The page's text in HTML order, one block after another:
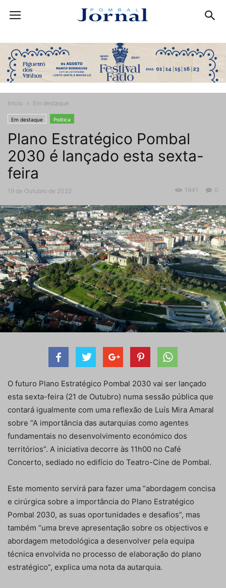
Início Em destaque
Em destaque Politica
Plano Estratégico Pombal
2030 é lançado esta sexta-
feira
19 de Outubro de 2022 0
1941
O futuro Plano Estratégico Pombal 2030 vai ser lançado
esta sexta-feira (21 de Outubro) numa sessão pública que
contará igualmente com uma reflexão de Luís Mira Amaral
sobre “A importância das autarquias como agentes
fundamentais no desenvolvimento económico dos
territórios”. A iniciativa decorre às 11h00 no Café
Concerto, sediado no edifício do Teatro-Cine de Pombal.
Este momento servirá para fazer uma “abordagem concisa
e cirúrgica sobre a importância do Plano Estratégico
Pombal 2030, as suas oportunidades e desafios”, mas
também “uma breve apresentação sobre os objectivos e
abordagem metodológica a desenvolver pela equipa
técnica envolvida no processo de elaboração do plano
estratégico”, explica uma nota da autarquia.